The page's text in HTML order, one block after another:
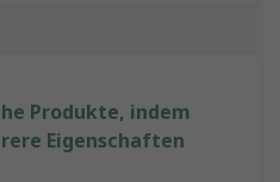
Produkte, indem
Eigenschaften